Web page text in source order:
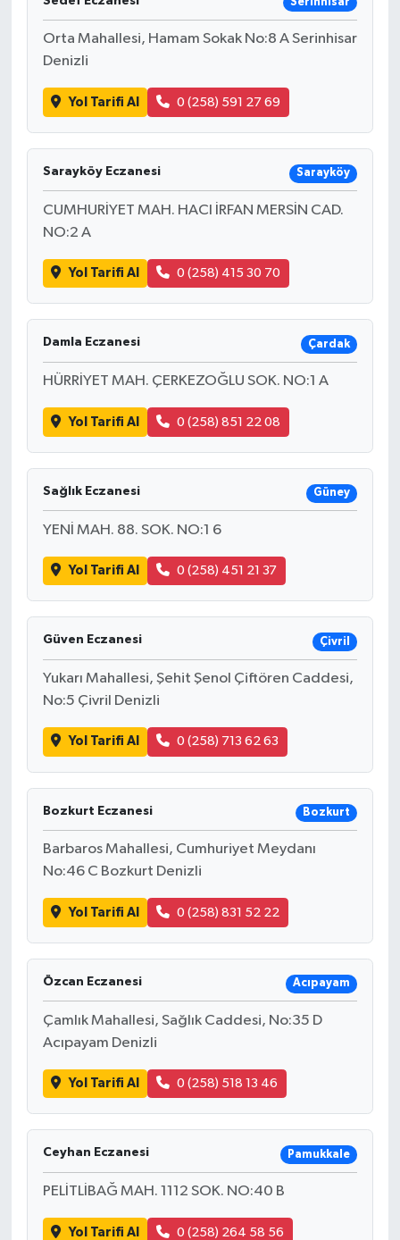
Orta Mahallesi, Hamam Sokak No:8 A Serinhisar
Denizli
Yol Tarifi Al 0 (258) 591 27 69
Sarayköy Eczanesi Sarayköy
CUMHURİYET MAH. HACI İRFAN MERSİN CAD.
NO:2 A
Yol Tarifi Al 0 (258) 415 30 70
Damla Eczanesi Çardak
HÜRRİYET MAH. ÇERKEZOĞLU SOK. NO:1 A
Yol Tarifi Al 0 (258) 851 22 08
Sağlık Eczanesi Güney
YENİ MAH. 88. SOK. NO:1 6
Yol Tarifi Al 0 (258) 451 21 37
Güven Eczanesi Çivril
Yukarı Mahallesi, Şehit Şenol Çiftören Caddesi,
No:5 Çivril Denizli
Yol Tarifi Al 0 (258) 713 62 63
Bozkurt Eczanesi Bozkurt
Barbaros Mahallesi, Cumhuriyet Meydanı
No:46 C Bozkurt Denizli
Yol Tarifi Al 0 (258) 831 52 22
Özcan Eczanesi Acıpayam
Çamlık Mahallesi, Sağlık Caddesi, No:35 D
Acıpayam Denizli
Yol Tarifi Al 0 (258) 518 13 46
Ceyhan Eczanesi Pamukkale
PELİTLİBAĞ MAH. 1112 SOK. NO:40 B
Yol Tarifi Al 0 (258) 264 58 56